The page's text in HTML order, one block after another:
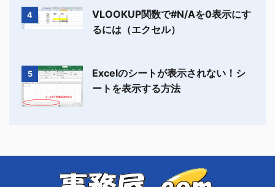
4
VLOOKUP関数で#N/Aを0表示にす
るには（エクセル）
5
Excelのシートが表示されない！シ
ートを表示する方法